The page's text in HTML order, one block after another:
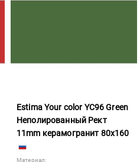
Estima Your color YC96 Green
Неполированный Рект
11mm керамогранит 80x160
Материал: